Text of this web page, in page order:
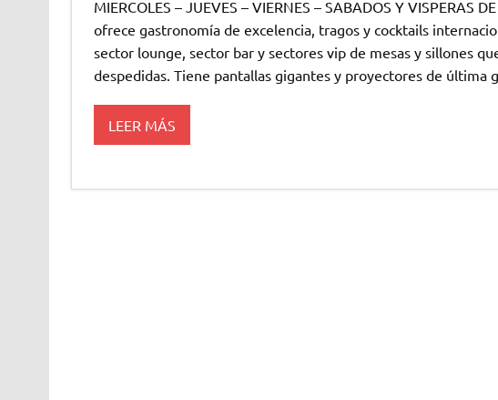
MIERCOLES – JUEVES – VIERNES – SABADOS Y VISPERAS
ofrece gastronomía de excelencia, tragos y cocktails
sector lounge, sector bar y sectores vip de mesas y sillones
despedidas. Tiene pantallas gigantes y proyectores de última
LEER MÁS